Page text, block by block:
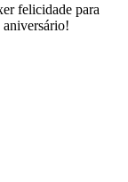
felicidade para
aniversário!